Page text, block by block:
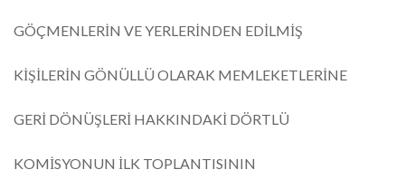
GÖÇMENLERİN VE YERLERİNDEN EDİLMİŞ
KİŞİLERİN GÖNÜLLÜ OLARAK MEMLEKETLERİNE
GERİ DÖNÜŞLERİ HAKKINDAKİ DÖRTLÜ
KOMİSYONUN İLK TOPLANTISININ